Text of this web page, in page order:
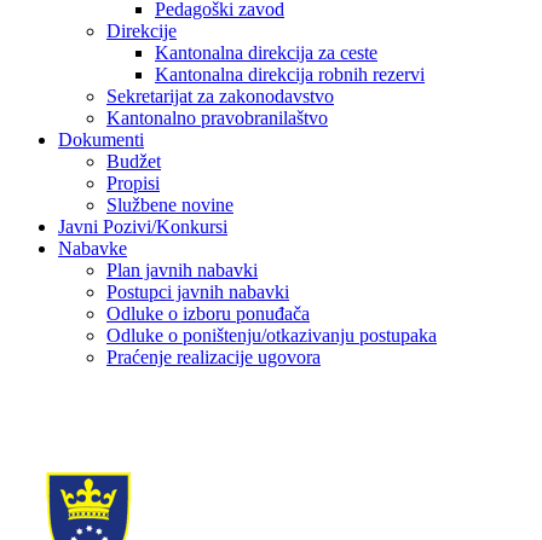
Pedagoški zavod
Direkcije
Kantonalna direkcija za ceste
Kantonalna direkcija robnih rezervi
Sekretarijat za zakonodavstvo
Kantonalno pravobranilaštvo
Dokumenti
Budžet
Propisi
Službene novine
Javni Pozivi/Konkursi
Nabavke
Plan javnih nabavki
Postupci javnih nabavki
Odluke o izboru ponuđača
Odluke o poništenju/otkazivanju postupaka
Praćenje realizacije ugovora